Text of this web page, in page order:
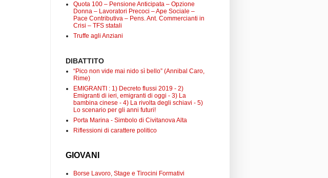
Quota 100 – Pensione Anticipata – Opzione
Donna – Lavoratori Precoci – Ape Sociale –
Pace Contributiva – Pens. Ant. Commercianti in
Crisi – TFS statali
Truffe agli Anziani
DIBATTITO
“Pico non vide mai nido sì bello” (Annibal Caro,
Rime)
EMIGRANTI : 1) Decreto flussi 2019 - 2)
Emigranti di ieri, emigranti di oggi - 3) La
bambina cinese - 4) La rivolta degli schiavi - 5)
Lo scenario per gli anni futuri!
Porta Marina - Simbolo di Civitanova Alta
Riflessioni di carattere politico
GIOVANI
Borse Lavoro, Stage e Tirocini Formativi